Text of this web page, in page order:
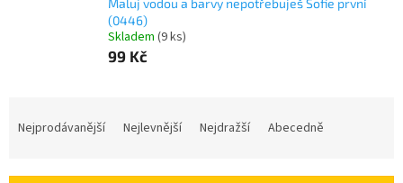
Maluj vodou a barvy nepotřebuješ Sofie první
(0446)
Skladem (9 ks)
99 Kč
Nejprodávanější Nejlevnější Nejdražší Abecedně